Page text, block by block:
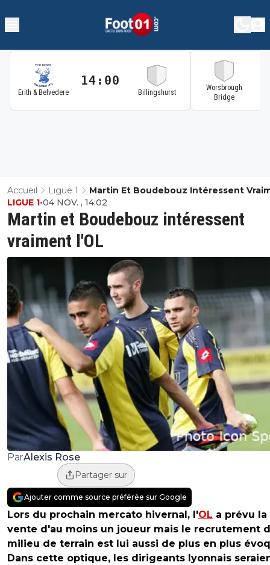
Erith & Belvedere
14:00
Billingshurst
Worsbrough
Bridge
Accueil Ligue 1
Martin Et Boudebouz Intéressent
L'OL
Martin et Boudebouz intéressent
vraiment l'OL
LIGUE 1•04 NOV. , 14:02
ParAlexis Rose
Partager sur
Ajouter comme source préférée sur Google
Lors du prochain mercato hivernal, l'OL a prévu la
vente d'au moins un joueur mais le recrutement
milieu de terrain est lui aussi de plus en plus
Dans cette optique, les dirigeants lyonnais